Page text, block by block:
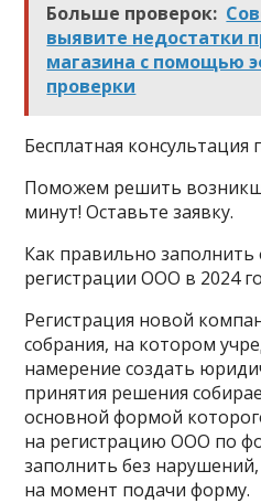
Больше проверок:
выявите недостатки
магазина с помощью
проверки
Бесплатная
Поможем решить
минут! Оставьте заявку.
Как правильно
регистрации ООО в 2024
Регистрация новой
собрания, на котором
намерение создать
принятия решения
основной формой
на регистрацию ООО по
заполнить без
на момент подачи форму.